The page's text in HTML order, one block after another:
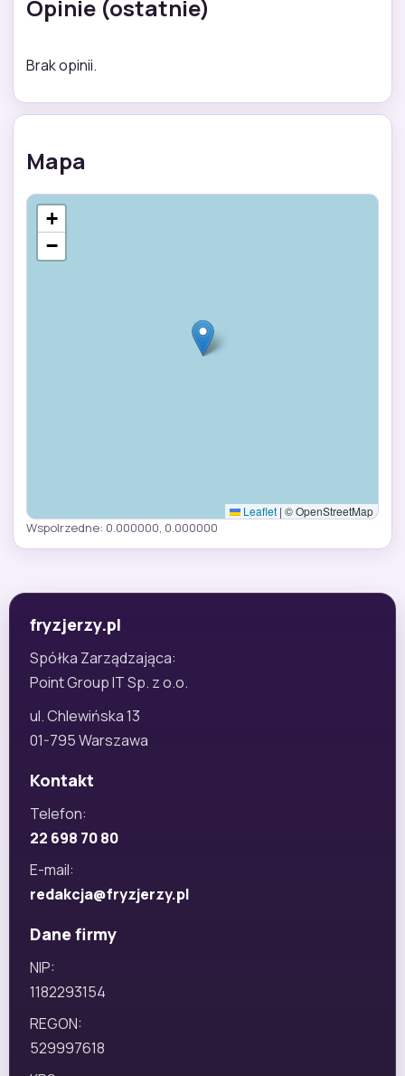
Opinie (ostatnie)
Brak opinii.
Mapa
+
−
Leaflet | © OpenStreetMap
Wspolrzedne: 0.000000, 0.000000
fryzjerzy.pl
Spółka Zarządzająca:
Point Group IT Sp. z o.o.
ul. Chlewińska 13
01-795 Warszawa
Kontakt
Telefon:
22 698 70 80
E-mail:
redakcja@fryzjerzy.pl
Dane firmy
NIP:
1182293154
REGON:
529997618